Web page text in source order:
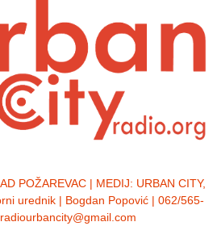
POŽAREVAC | MEDIJ: URBAN CITY,
urednik | Bogdan Popović | 062/565-